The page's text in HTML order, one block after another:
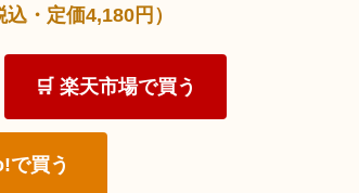
・定価4,180円）
🛒 楽天市場で買う
で買う